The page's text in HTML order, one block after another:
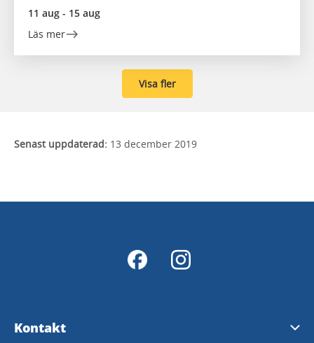
11 aug - 15 aug
Läs mer
Visa fler
Senast uppdaterad: 13 december 2019
Kontakt